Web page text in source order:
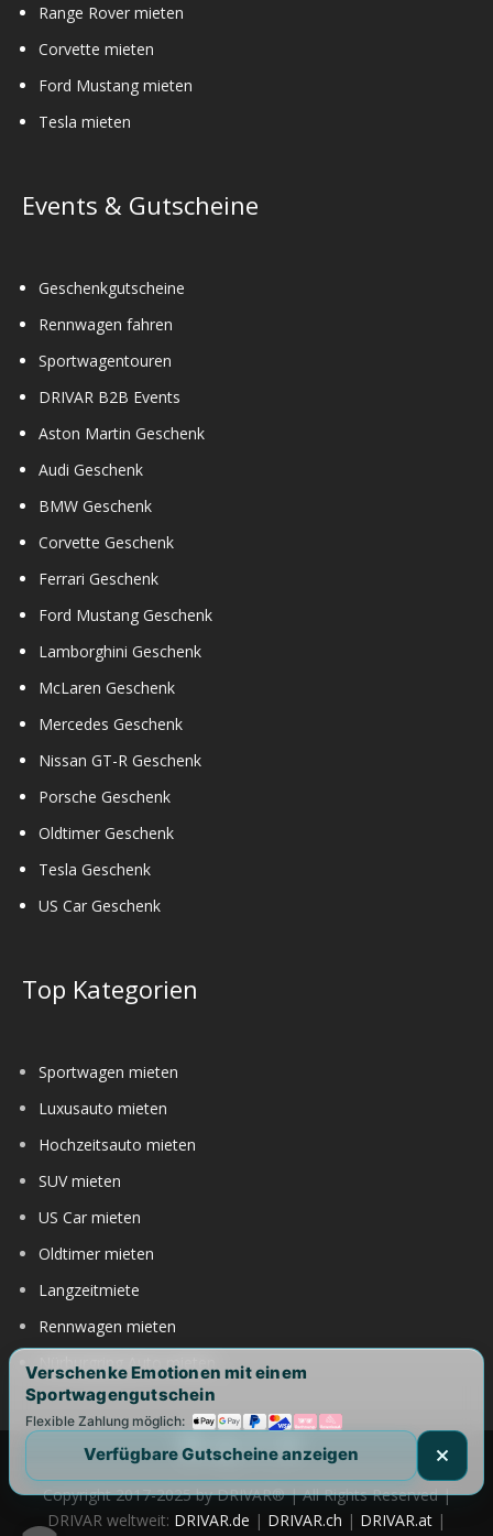
Range Rover mieten
Corvette mieten
Ford Mustang mieten
Tesla mieten
Events & Gutscheine
Geschenkgutscheine
Rennwagen fahren
Sportwagentouren
DRIVAR B2B Events
Aston Martin Geschenk
Audi Geschenk
BMW Geschenk
Corvette Geschenk
Ferrari Geschenk
Ford Mustang Geschenk
Lamborghini Geschenk
McLaren Geschenk
Mercedes Geschenk
Nissan GT-R Geschenk
Porsche Geschenk
Oldtimer Geschenk
Tesla Geschenk
US Car Geschenk
Top Kategorien
Sportwagen mieten
Luxusauto mieten
Hochzeitsauto mieten
SUV mieten
US Car mieten
Oldtimer mieten
Langzeitmiete
Rennwagen mieten
Nürburgring Auto mieten
Copyright 2017-2025 by DRIVAR® | All Rights Reserved |
DRIVAR weltweit: DRIVAR.de | DRIVAR.ch | DRIVAR.at |
Verschenke Emotionen mit einem
Sportwagengutschein
Flexible Zahlung möglich:
Verfügbare Gutscheine anzeigen